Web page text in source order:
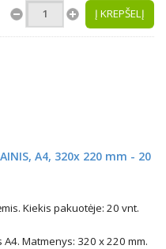
Į KREPŠELĮ
A4, 320x 220 mm - 20
Kiekis pakuotėje: 20 vnt.
Matmenys: 320 x 220 mm.